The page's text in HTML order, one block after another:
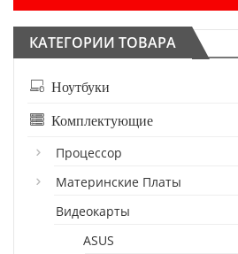
КАТЕГОРИИ ТОВАРА
Ноутбуки
Комплектующие
Процессор
Материнские Платы
Видеокарты
ASUS